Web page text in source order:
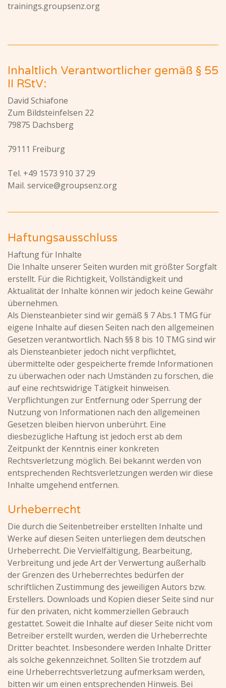
trainings.groupsenz.org
Inhaltlich Verantwortlicher gemäß § 55
II RStV:
David Schiafone
Zum Bildsteinfelsen 22
79875 Dachsberg
79111 Freiburg
Tel. +49 1573 910 37 29
Mail. service@groupsenz.org
Haftungsausschluss
Haftung für Inhalte
Die Inhalte unserer Seiten wurden mit größter Sorgfalt
erstellt. Für die Richtigkeit, Vollständigkeit und
Aktualität der Inhalte können wir jedoch keine Gewähr
übernehmen.
Als Diensteanbieter sind wir gemäß § 7 Abs.1 TMG für
eigene Inhalte auf diesen Seiten nach den allgemeinen
Gesetzen verantwortlich. Nach §§ 8 bis 10 TMG sind wir
als Diensteanbieter jedoch nicht verpflichtet,
übermittelte oder gespeicherte fremde Informationen
zu überwachen oder nach Umständen zu forschen, die
auf eine rechtswidrige Tätigkeit hinweisen.
Verpflichtungen zur Entfernung oder Sperrung der
Nutzung von Informationen nach den allgemeinen
Gesetzen bleiben hiervon unberührt. Eine
diesbezügliche Haftung ist jedoch erst ab dem
Zeitpunkt der Kenntnis einer konkreten
Rechtsverletzung möglich. Bei bekannt werden von
entsprechenden Rechtsverletzungen werden wir diese
Inhalte umgehend entfernen.
Urheberrecht
Die durch die Seitenbetreiber erstellten Inhalte und
Werke auf diesen Seiten unterliegen dem deutschen
Urheberrecht. Die Vervielfältigung, Bearbeitung,
Verbreitung und jede Art der Verwertung außerhalb
der Grenzen des Urheberrechtes bedürfen der
schriftlichen Zustimmung des jeweiligen Autors bzw.
Erstellers. Downloads und Kopien dieser Seite sind nur
für den privaten, nicht kommerziellen Gebrauch
gestattet. Soweit die Inhalte auf dieser Seite nicht vom
Betreiber erstellt wurden, werden die Urheberrechte
Dritter beachtet. Insbesondere werden Inhalte Dritter
als solche gekennzeichnet. Sollten Sie trotzdem auf
eine Urheberrechtsverletzung aufmerksam werden,
bitten wir um einen entsprechenden Hinweis. Bei